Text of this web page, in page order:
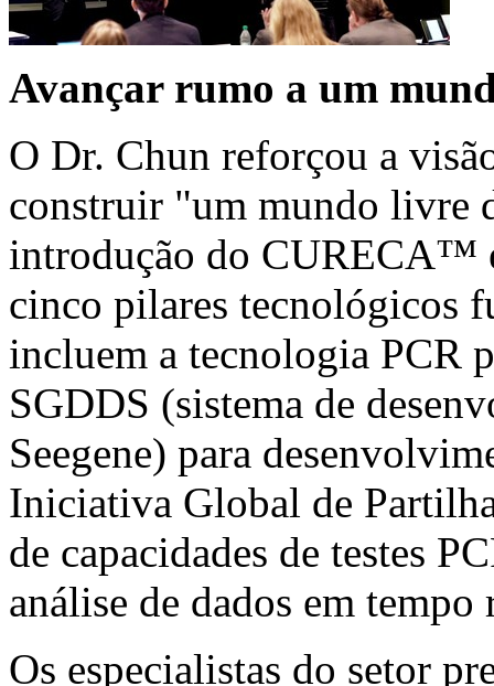
Avançar rumo a um
O Dr. Chun reforçou a
construir "um mundo livre
introdução do CURECA™
cinco pilares tecnológicos
incluem a tecnologia PCR
SGDDS (sistema de
Seegene) para
Iniciativa Global de
de capacidades de testes
análise de dados em tempo
Os especialistas do setor